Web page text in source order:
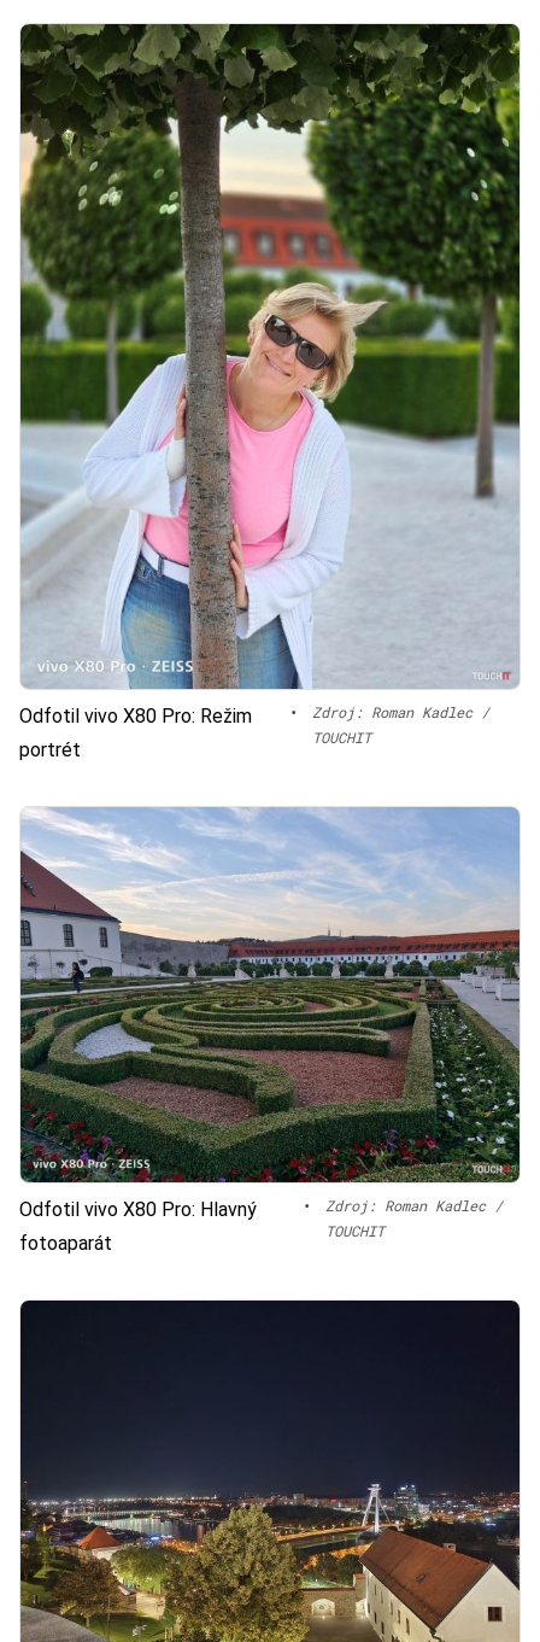
Odfotil vivo X80 Pro: Režim
portrét
•
Zdroj: Roman Kadlec /
TOUCHIT
Odfotil vivo X80 Pro: Hlavný
fotoaparát
•
Zdroj: Roman Kadlec /
TOUCHIT